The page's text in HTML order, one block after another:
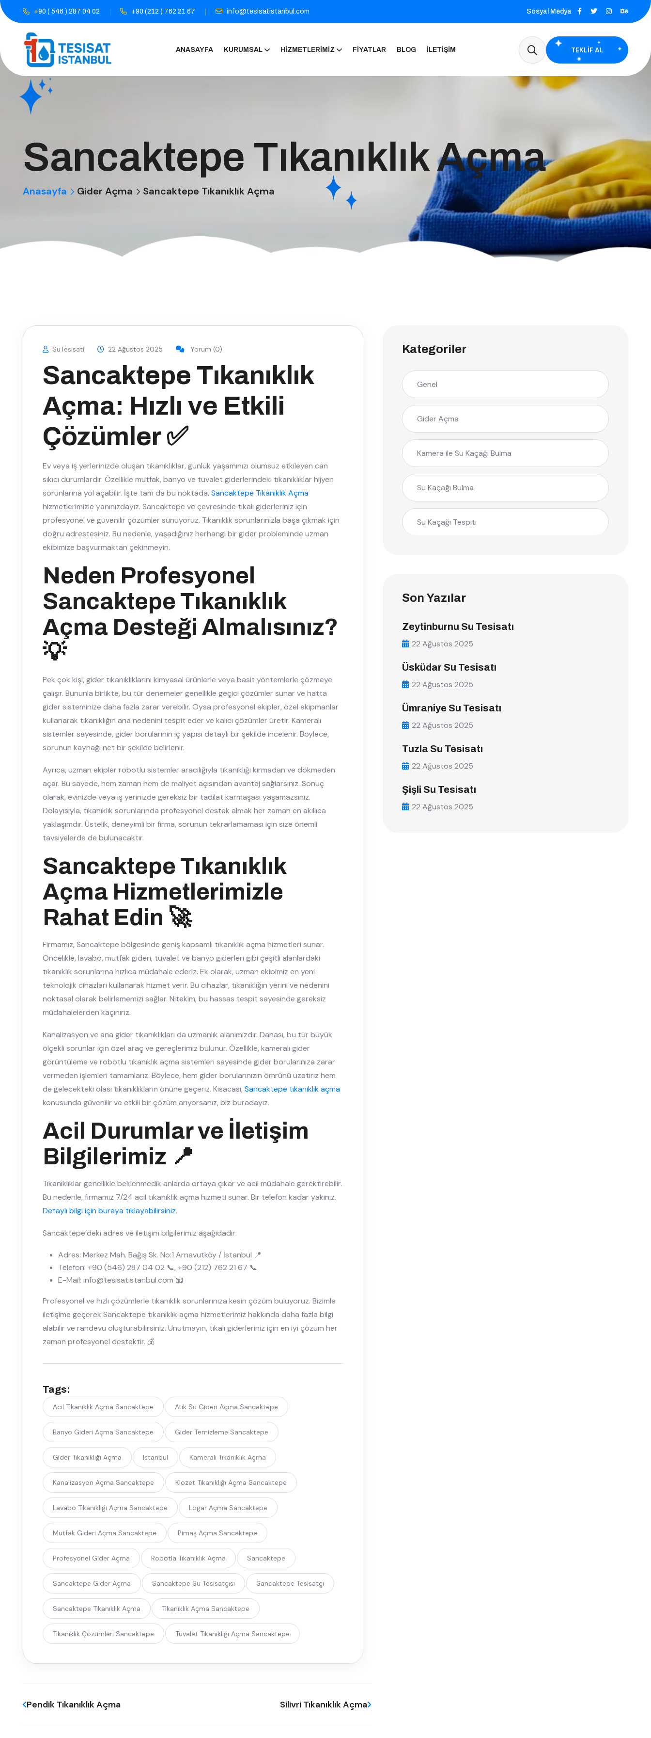
+90 ( 546 ) 287 04 02 +90 (212 ) 762 21 67 info@tesisatistanbul.com Sosyal Medya
ANASAYFA KURUMSAL HIZMETLERIMIZ FIYATLAR BLOG İLETIŞIM TEKLIF AL
Sancaktepe Tıkanıklık Açma
Anasayfa Gider Açma Sancaktepe Tıkanıklık Açma
SuTesisati 22 Ağustos 2025 Yorum (0)
Sancaktepe Tıkanıklık
Açma: Hızlı ve Etkili
Çözümler ✅
Ev veya iş yerlerinizde oluşan tıkanıklıklar, günlük yaşamınızı olumsuz etkileyen can
sıkıcı durumlardır. Özellikle mutfak, banyo ve tuvalet giderlerindeki tıkanıklıklar hijyen
sorunlarına yol açabilir. İşte tam da bu noktada, Sancaktepe Tıkanıklık Açma
hizmetlerimizle yanınızdayız. Sancaktepe ve çevresinde tıkalı giderleriniz için
profesyonel ve güvenilir çözümler sunuyoruz. Tıkanıklık sorunlarınızla başa çıkmak için
doğru adrestesiniz. Bu nedenle, yaşadığınız herhangi bir gider probleminde uzman
ekibimize başvurmaktan çekinmeyin.
Neden Profesyonel
Sancaktepe Tıkanıklık
Açma Desteği Almalısınız?
💡
Pek çok kişi, gider tıkanıklıklarını kimyasal ürünlerle veya basit yöntemlerle çözmeye
çalışır. Bununla birlikte, bu tür denemeler genellikle geçici çözümler sunar ve hatta
gider sisteminize daha fazla zarar verebilir. Oysa profesyonel ekipler, özel ekipmanlar
kullanarak tıkanıklığın ana nedenini tespit eder ve kalıcı çözümler üretir. Kameralı
sistemler sayesinde, gider borularının iç yapısı detaylı bir şekilde incelenir. Böylece,
sorunun kaynağı net bir şekilde belirlenir.
Ayrıca, uzman ekipler robotlu sistemler aracılığıyla tıkanıklığı kırmadan ve dökmeden
açar. Bu sayede, hem zaman hem de maliyet açısından avantaj sağlarsınız. Sonuç
olarak, evinizde veya iş yerinizde gereksiz bir tadilat karmaşası yaşamazsınız.
Dolayısıyla, tıkanıklık sorunlarında profesyonel destek almak her zaman en akıllıca
yaklaşımdır. Üstelik, deneyimli bir firma, sorunun tekrarlamaması için size önemli
tavsiyelerde de bulunacaktır.
Sancaktepe Tıkanıklık
Açma Hizmetlerimizle
Rahat Edin 🚀
Firmamız, Sancaktepe bölgesinde geniş kapsamlı tıkanıklık açma hizmetleri sunar.
Öncelikle, lavabo, mutfak gideri, tuvalet ve banyo giderleri gibi çeşitli alanlardaki
tıkanıklık sorunlarına hızlıca müdahale ederiz. Ek olarak, uzman ekibimiz en yeni
teknolojik cihazları kullanarak hizmet verir. Bu cihazlar, tıkanıklığın yerini ve nedenini
noktasal olarak belirlememizi sağlar. Nitekim, bu hassas tespit sayesinde gereksiz
müdahalelerden kaçınırız.
Kanalizasyon ve ana gider tıkanıklıkları da uzmanlık alanımızdır. Dahası, bu tür büyük
ölçekli sorunlar için özel araç ve gereçlerimiz bulunur. Özellikle, kameralı gider
görüntüleme ve robotlu tıkanıklık açma sistemleri sayesinde gider borularınıza zarar
vermeden işlemleri tamamlarız. Böylece, hem gider borularınızın ömrünü uzatırız hem
de gelecekteki olası tıkanıklıkların önüne geçeriz. Kısacası, Sancaktepe tıkanıklık açma
konusunda güvenilir ve etkili bir çözüm arıyorsanız, biz buradayız.
Acil Durumlar ve İletişim
Bilgilerimiz 📍
Tıkanıklıklar genellikle beklenmedik anlarda ortaya çıkar ve acil müdahale gerektirebilir.
Bu nedenle, firmamız 7/24 acil tıkanıklık açma hizmeti sunar. Bir telefon kadar yakınız.
Detaylı bilgi için buraya tıklayabilirsiniz.
Sancaktepe’deki adres ve iletişim bilgilerimiz aşağıdadır:
Adres: Merkez Mah. Bağış Sk. No:1 Arnavutköy / İstanbul 📍
Telefon: +90 (546) 287 04 02 📞, +90 (212) 762 21 67 📞
E-Mail: info@tesisatistanbul.com 📧
Profesyonel ve hızlı çözümlerle tıkanıklık sorunlarınıza kesin çözüm buluyoruz. Bizimle
iletişime geçerek Sancaktepe tıkanıklık açma hizmetlerimiz hakkında daha fazla bilgi
alabilir ve randevu oluşturabilirsiniz. Unutmayın, tıkalı giderleriniz için en iyi çözüm her
zaman profesyonel destektir. 💰
Tags:
Acil Tıkanıklık Açma Sancaktepe Atık Su Gideri Açma Sancaktepe
Banyo Gideri Açma Sancaktepe Gider Temizleme Sancaktepe
Gider Tıkanıklığı Açma Istanbul Kameralı Tıkanıklık Açma
Kanalizasyon Açma Sancaktepe Klozet Tıkanıklığı Açma Sancaktepe
Lavabo Tıkanıklığı Açma Sancaktepe Logar Açma Sancaktepe
Mutfak Gideri Açma Sancaktepe Pimaş Açma Sancaktepe
Profesyonel Gider Açma Robotla Tıkanıklık Açma Sancaktepe
Sancaktepe Gider Açma Sancaktepe Su Tesisatçısı Sancaktepe Tesisatçı
Sancaktepe Tıkanıklık Açma Tıkanıklık Açma Sancaktepe
Tıkanıklık Çözümleri Sancaktepe Tuvalet Tıkanıklığı Açma Sancaktepe
Pendik Tıkanıklık Açma Silivri Tıkanıklık Açma
Kategoriler
Genel
Gider Açma
Kamera ile Su Kaçağı Bulma
Su Kaçağı Bulma
Su Kaçağı Tespiti
Son Yazılar
Zeytinburnu Su Tesisatı
22 Ağustos 2025
Üsküdar Su Tesisatı
22 Ağustos 2025
Ümraniye Su Tesisatı
22 Ağustos 2025
Tuzla Su Tesisatı
22 Ağustos 2025
Şişli Su Tesisatı
22 Ağustos 2025